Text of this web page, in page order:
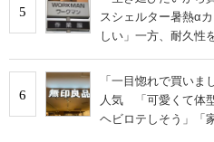
5
スシェルター暑熱α
しい」一方、耐久性
6
「一目惚れで買い
人気 「可愛くて体
ヘビロテしそう」「